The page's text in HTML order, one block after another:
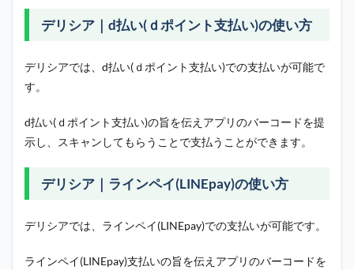
デリシア｜d払い(ｄポイント支払い)の使い方
デリシアでは、d払い(ｄポイント支払い)での支払いが可能で
す。
d払い(ｄポイント支払い)の旨を伝えアプリのバーコードを提
示し、スキャンしてもらうことで支払うことができます。
デリシア｜ラインペイ(LINEpay)の使い方
デリシアでは、ラインペイ(LINEpay)での支払いが可能です。
ラインペイ(LINEpay)支払いの旨を伝えアプリのバーコードを